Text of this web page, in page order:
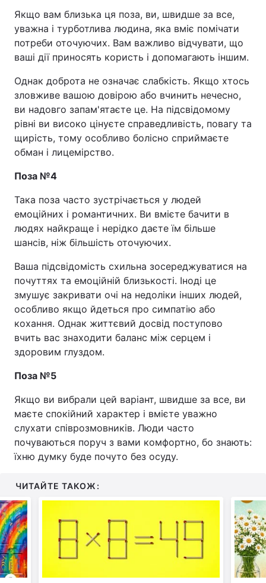
Якщо вам близька ця поза, ви, швидше за все,
уважна і турботлива людина, яка вміє помічати
потреби оточуючих. Вам важливо відчувати, що
ваші дії приносять користь і допомагають іншим.
Однак доброта не означає слабкість. Якщо хтось
зловживе вашою довірою або вчинить нечесно,
ви надовго запам'ятаєте це. На підсвідомому
рівні ви високо цінуєте справедливість, повагу та
щирість, тому особливо болісно сприймаєте
обман і лицемірство.
Поза №4
Така поза часто зустрічається у людей
емоційних і романтичних. Ви вмієте бачити в
людях найкраще і нерідко даєте їм більше
шансів, ніж більшість оточуючих.
Ваша підсвідомість схильна зосереджуватися на
почуттях та емоційній близькості. Іноді це
змушує закривати очі на недоліки інших людей,
особливо якщо йдеться про симпатію або
кохання. Однак життєвий досвід поступово
вчить вас знаходити баланс між серцем і
здоровим глуздом.
Поза №5
Якщо ви вибрали цей варіант, швидше за все, ви
маєте спокійний характер і вмієте уважно
слухати співрозмовників. Люди часто
почуваються поруч з вами комфортно, бо знають:
їхню думку буде почуто без осуду.
ЧИТАЙТЕ ТАКОЖ: